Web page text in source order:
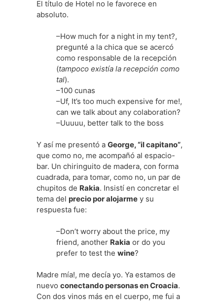
El título de Hotel no le favorece en
absoluto.
–How much for a night in my tent?,
pregunté a la chica que se acercó
como responsable de la recepción
(tampoco existía la recepción como
tal).
–100 cunas
–Uf, It’s too much expensive for me!,
can we talk about any colaboration?
–Uuuuu, better talk to the boss
Y así me presentó a George, “il capitano”,
que como no, me acompañó al espacio-
bar. Un chiringuito de madera, con forma
cuadrada, para tomar, como no, un par de
chupitos de Rakia. Insistí en concretar el
tema del precio por alojarme y su
respuesta fue:
–Don’t worry about the price, my
friend, another Rakia or do you
prefer to test the wine?
Madre mía!, me decía yo. Ya estamos de
nuevo conectando personas en Croacia.
Con dos vinos más en el cuerpo, me fui a